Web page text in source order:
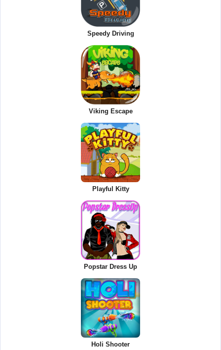
Speedy Driving
Viking Escape
Playful Kitty
Popstar Dress Up
Holi Shooter